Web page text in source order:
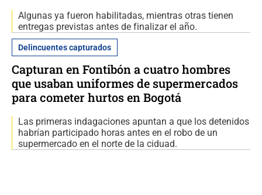
Algunas ya fueron habilitadas, mientras otras tienen
entregas previstas antes de finalizar el año.
Delincuentes capturados
Capturan en Fontibón a cuatro hombres
que usaban uniformes de supermercados
para cometer hurtos en Bogotá
Las primeras indagaciones apuntan a que los detenidos
habrían participado horas antes en el robo de un
supermercado en el norte de la ciduad.